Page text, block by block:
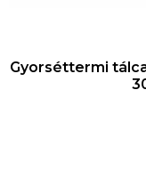
Gyorséttermi